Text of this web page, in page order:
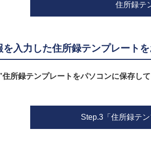
住所録テ
を入力した住所録テンプレート
住所録テンプレートをパソコンに保存し
Step.3「住所録テ